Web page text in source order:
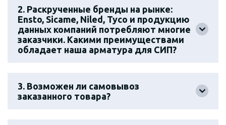
2. Раскрученные бренды на рынке:
Ensto, Sicame, Niled, Tyco и продукцию
данных компаний потребляют многие
заказчики. Какими преимуществами
обладает наша арматура для СИП?
3. Возможен ли самовывоз
заказанного товара?